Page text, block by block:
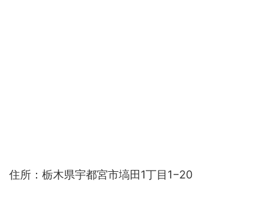
住所：栃木県宇都宮市塙田1丁目1−20